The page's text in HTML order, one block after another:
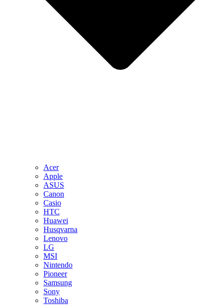
Acer
Apple
ASUS
Canon
Casio
HTC
Huawei
Husqvarna
Lenovo
LG
MSI
Nintendo
Pioneer
Samsung
Sony
Toshiba